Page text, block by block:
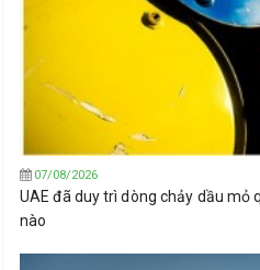
07/08/2026
UAE đã duy trì dòng chảy dầu mỏ
nào